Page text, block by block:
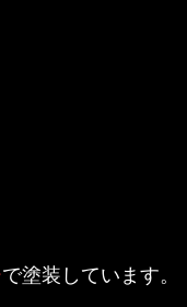
で塗装しています。